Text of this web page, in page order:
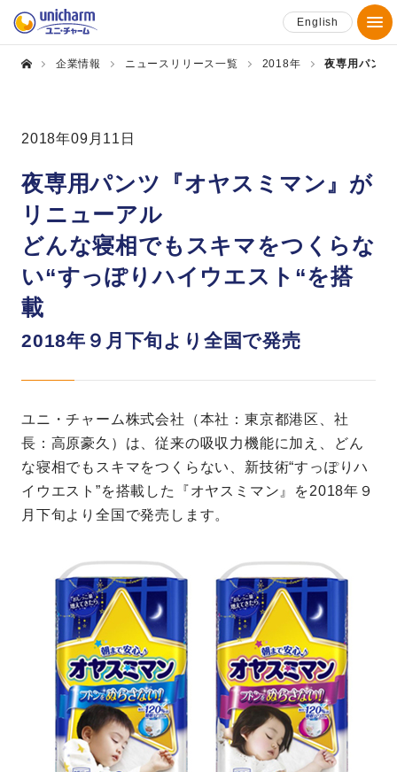
English
企業情報 ニュースリリース一覧 2018年 夜専用パンツ
2018年09月11日
夜専用パンツ『オヤスミマン』が
リニューアル
どんな寝相でもスキマをつくらな
い“すっぽりハイウエスト“を搭
載
2018年９月下旬より全国で発売
ユニ・チャーム株式会社（本社：東京都港区、社
長：高原豪久）は、従来の吸収力機能に加え、どん
な寝相でもスキマをつくらない、新技術“すっぽりハ
イウエスト”を搭載した『オヤスミマン』を2018年９
月下旬より全国で発売します。